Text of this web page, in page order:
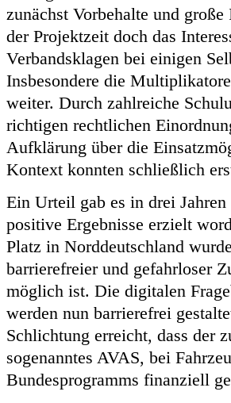
zunächst Vorbehalte und
der Projektzeit doch das
Verbandsklagen bei einigen
Insbesondere die
weiter. Durch zahlreiche
richtigen rechtlichen
Aufklärung über die
Kontext konnten schließlich
Ein Urteil gab es in drei
positive Ergebnisse erzielt
Platz in Norddeutschland
barrierefreier und gefahrloser
möglich ist. Die digitalen
werden nun barrierefrei
Schlichtung erreicht, dass der
sogenanntes AVAS, bei
Bundesprogramms finanziell